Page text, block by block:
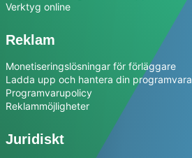
Verktyg online
Reklam
Monetiseringslösningar för förläggare
Ladda upp och hantera din programvara
Programvarupolicy
Reklammöjligheter
Juridiskt